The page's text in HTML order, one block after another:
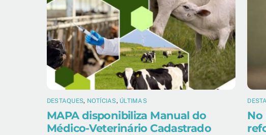
DESTAQUES, NOTÍCIAS, ÚLTIMAS
MAPA disponibiliza Manual do
Médico-Veterinário Cadastrado
No